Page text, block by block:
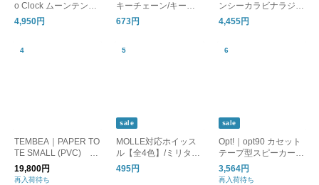
o Clock ムーンテンポ
クロック/置時計 目覚
まし時計
4,950円
キーチェーン/キーホ
ルダー
673円
ンシーカラビナラジ
オ/ラジオ 懐中電灯 モ
バイルバッテリー 防
4,455円
TEMBEA｜PAPER TO
TE SMALL (PVC) D
OG-1/トートバッグ 犬
19,800円
再入荷待ち
sale
MOLLE対応ホイッス
ル【全4色】/ミリタリ
ー 笛 防災
495円
sale
Opt!｜opt90 カセット
テープ型スピーカー/B
luetooth
3,564円
再入荷待ち